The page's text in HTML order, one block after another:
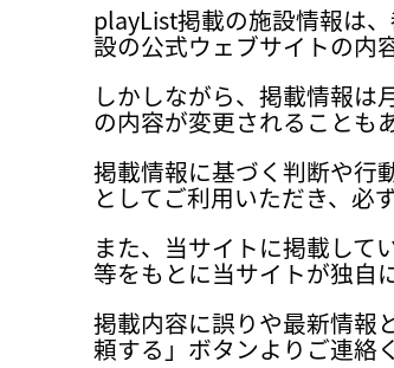
playList掲載の施設情報は
設の公式ウェブサイトの内
しかしながら、掲載情報は
の内容が変更されることも
掲載情報に基づく判断や行
としてご利用いただき、必
また、当サイトに掲載して
等をもとに当サイトが独自
掲載内容に誤りや最新情報
頼する」ボタンよりご連絡